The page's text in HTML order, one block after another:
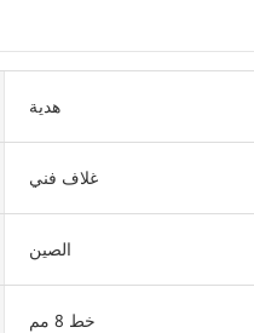
هدية
غلاف فني
الصين
خط 8 مم